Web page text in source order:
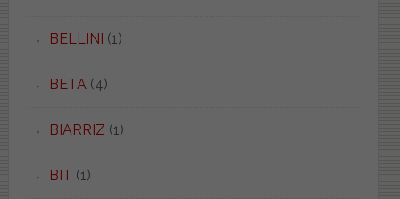
BELLINI (1)
BETA(4)
BIARRIZ (1)
BIT (1)